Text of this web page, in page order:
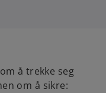
å trekke seg
om å sikre: